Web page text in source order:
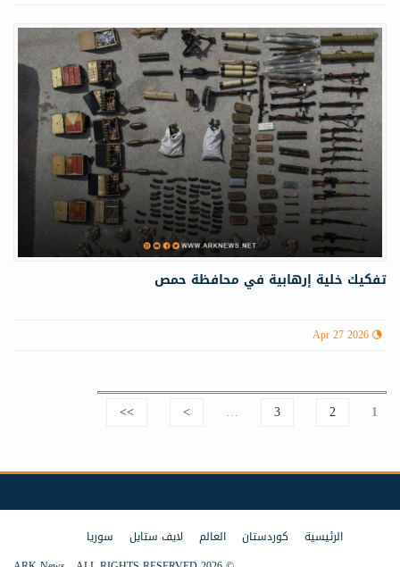
تفكيك خلية إرهابية في محافظة حمص
Apr 27 2026
Pages
1
2
3
…
>
>>
الرئيسية كوردستان العالم لايف ستايل
سوريا